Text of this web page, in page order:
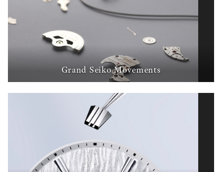
Grand Seiko Movements